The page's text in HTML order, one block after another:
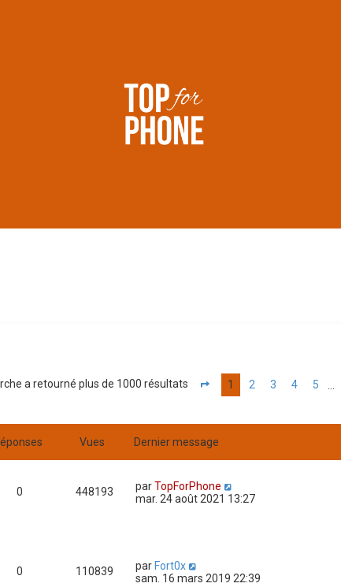
a retourné plus de 1000 résultats Page sur 20
1 2 3 4 5
Vues Dernier message
0 448193 parTopForPhone
mar. 24 août 2021 13:27
0 110839 par Fort0x
sam. 16 mars 2019 22:39